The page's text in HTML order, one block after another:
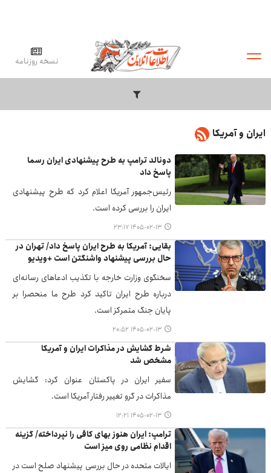
نسخه روزنامه
ایران و آمریکا
دونالد ترامپ به طرح پیشنهادی ایران رسما
پاسخ داد
رئیس‌جمهور آمریکا اعلام کرد که طرح پیشنهادی
ایران را بررسی کرده است.
۱۴۰۵-۰۲-۱۳ ۲۳:۱۷
بقایی: آمریکا به طرح ایران پاسخ داد/ تهران در
حال بررسی پیشنهاد واشنگتن است +ویدیو
سخنگوی وزارت خارجه با تکذیب ادعاهای رسانه‌ای
درباره طرح ایران تاکید کرد طرح ما منحصرا بر
پایان جنگ متمرکز است.
۱۴۰۵-۰۲-۱۳ ۲۰:۵۲
شرط گشایش در مذاکرات ایران و آمریکا
مشخص شد
سفیر ایران در پاکستان عنوان کرد: گشایش
مذاکرات در گرو تغییر رفتار آمریکا است.
۱۴۰۵-۰۲-۱۳ ۱۲:۲۱
ترامپ: ایران هنوز بهای کافی را نپرداخته/ گزینه
اقدام نظامی روی میز است
ایالات متحده در حال بررسی پیشنهاد صلح است در